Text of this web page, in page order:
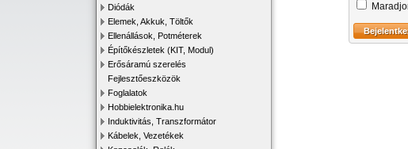
Diódák
Elemek, Akkuk, Töltők
Ellenállások, Potméterek
Építőkészletek (KIT, Modul)
Erősáramú szerelés
Fejlesztőeszközök
Foglalatok
Hobbielektronika.hu
Induktivitás, Transzformátor
Kábelek, Vezetékek